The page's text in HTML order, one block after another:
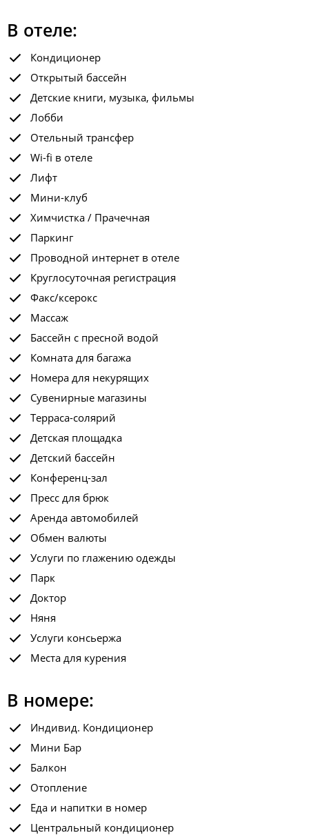
В отеле:
Кондиционер
Открытый бассейн
Детские книги, музыка, фильмы
Лобби
Отельный трансфер
Wi-fi в отеле
Лифт
Мини-клуб
Химчистка / Прачечная
Паркинг
Проводной интернет в отеле
Круглосуточная регистрация
Факс/ксерокс
Массаж
Бассейн с пресной водой
Комната для багажа
Номера для некурящих
Сувенирные магазины
Терраса-солярий
Детская площадка
Детский бассейн
Конференц-зал
Пресс для брюк
Аренда автомобилей
Обмен валюты
Услуги по глажению одежды
Парк
Доктор
Няня
Услуги консьержа
Места для курения
В номере:
Индивид. Кондиционер
Мини Бар
Балкон
Отопление
Еда и напитки в номер
Центральный кондиционер